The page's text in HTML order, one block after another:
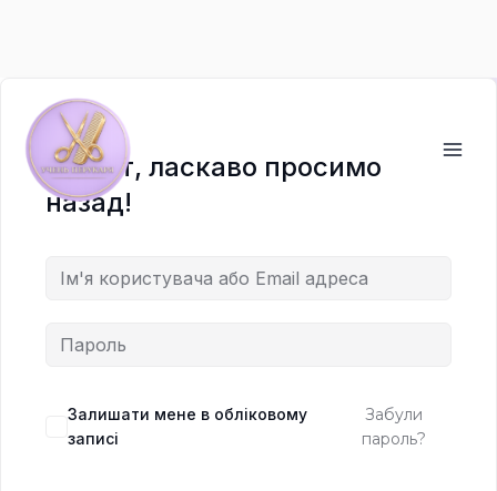
вмісту
Привіт, ласкаво просимо
назад!
Залишати мене в обліковому
записі
Забули
пароль?